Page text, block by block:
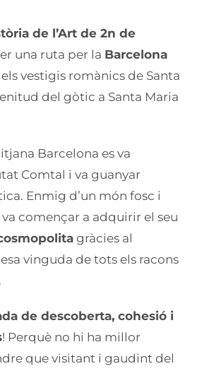
de l’Art de 2n de
una ruta per la Barcelona
vestigis romànics de Santa
del gòtic a Santa Maria
Barcelona es va
Comtal i va guanyar
Enmig d’un món fosc i
començar a adquirir el seu
gràcies al
vinguda de tots els racons
de descoberta, cohesió i
! Perquè no hi ha millor
que visitant i gaudint del